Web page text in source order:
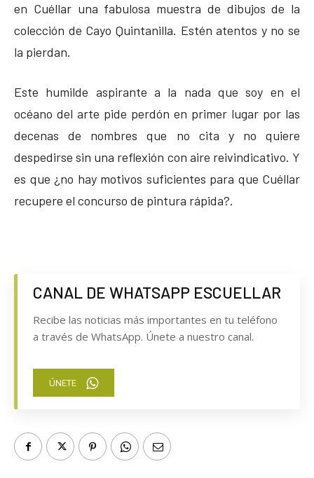
en Cuéllar una fabulosa muestra de dibujos de la
colección de Cayo Quintanilla. Estén atentos y no se
la pierdan.
Este humilde aspirante a la nada que soy en el
océano del arte pide perdón en primer lugar por las
decenas de nombres que no cita y no quiere
despedirse sin una reflexión con aire reivindicativo. Y
es que ¿no hay motivos suficientes para que Cuéllar
recupere el concurso de pintura rápida?.
CANAL DE WHATSAPP ESCUELLAR
Recibe las noticias más importantes en tu teléfono
a través de WhatsApp. Únete a nuestro canal.
ÚNETE